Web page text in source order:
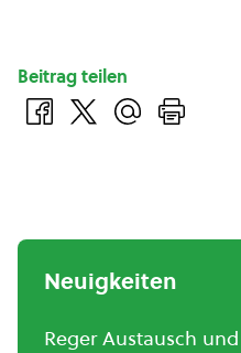
Beitrag teilen
Neuigkeiten
Reger Austausch